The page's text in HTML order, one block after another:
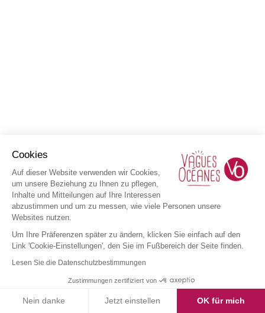
Cookies
Auf dieser Website verwenden wir Cookies,
um unsere Beziehung zu Ihnen zu pflegen,
Inhalte und Mitteilungen auf Ihre Interessen
abzustimmen und um zu messen, wie viele Personen unsere
Websites nutzen.
Um Ihre Präferenzen später zu ändern, klicken Sie einfach auf den
Link 'Cookie-Einstellungen', den Sie im Fußbereich der Seite finden.
Lesen Sie die Datenschutzbestimmungen
Zustimmungen zertifiziert von
Nein danke Jetzt einstellen OK für mich